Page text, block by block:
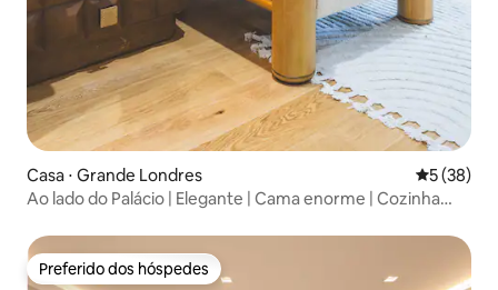
Casa ⋅ Grande Londres 5 de uma
5 (38)
Ao lado do Palácio | Elegante | Cama enorme | Cozinha
Preferido dos hóspedes
Preferido dos hóspedes